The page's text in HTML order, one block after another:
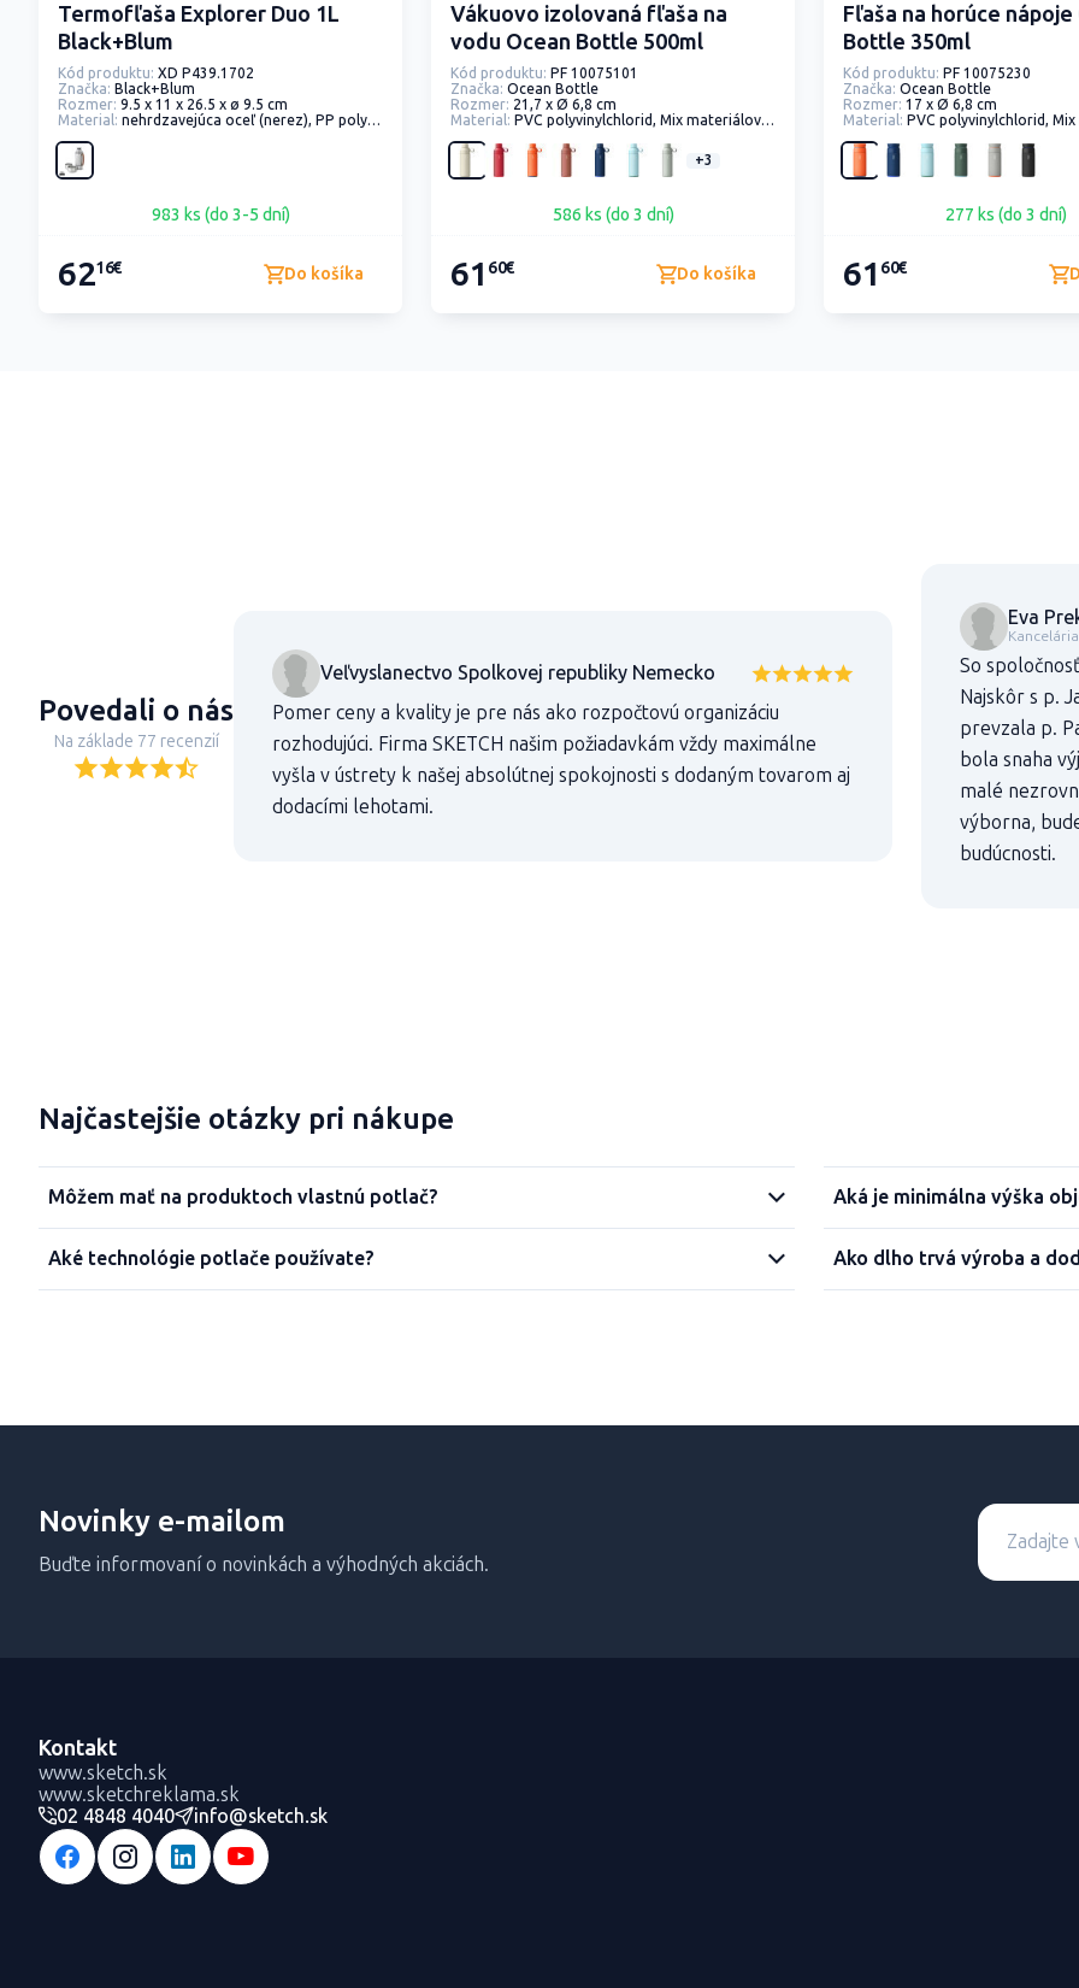
Termofľaša Explorer Duo 1L
Black+Blum
Kód produktu: XD P439.1702
Značka: Black+Blum
Rozmer: 9.5 x 11 x 26.5 x ø 9.5 cm
Material: nehrdzavejúca oceľ (nerez), PP polypropylén
983 ks (do 3-5 dní)
6216€ Do košíka
Vákuovo izolovaná fľaša na
vodu Ocean Bottle 500ml
Kód produktu: PF 10075101
Značka: Ocean Bottle
Rozmer: 21,7 x Ø 6,8 cm
Material: PVC polyvinylchlorid, Mix materiálov, rPET - recyklovaný polyester, recyklovaná oceľ, Recyklovaná nerezová ocel
+3
586 ks (do 3 dní)
61 60€ Do košíka
Fľaša na horúce nápoje
Bottle 350ml
Kód produktu: PF 10075230
Značka: Ocean Bottle
Rozmer: 17 x Ø 6,8 cm
Material: PVC polyvinylchlorid, Mix materiálov, rPET - recyklovaný polyester,
277 ks (do 3 dní)
61 60€
Povedali o nás
Na základe 77 recenzií
Veľvyslanectvo Spolkovej republiky Nemecko
Pomer ceny a kvality je pre nás ako rozpočtovú organizáciu
rozhodujúci. Firma SKETCH našim požiadavkám vždy maximálne
vyšla v ústrety k našej absolútnej spokojnosti s dodaným tovarom aj
dodacími lehotami.
Eva
So
Najskôr s p.
prevzala p.
bola snaha
malé
výborna,
budúcnosti.
Najčastejšie otázky pri nákupe
Môžem mať na produktoch vlastnú potlač?
Aké technológie potlače používate?
Aká je minimálna výška
Ako dlho trvá výroba a
Novinky e-mailom
Buďte informovaní o novinkách a výhodných akciách.
Kontakt
www.sketch.sk
www.sketchreklama.sk
02 4848 4040
info@sketch.sk